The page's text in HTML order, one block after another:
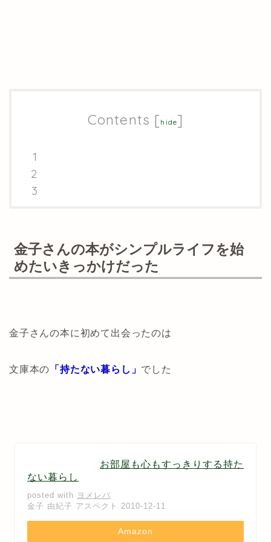
Contents [ hide]
金子さんの本がシンプルライフを始
めたいきっかけだった
金子さんの本に初めて出会ったのは
文庫本の 「持たない暮らし」 でした
お部屋も心もすっきりする持た
ない暮らし
posted with ヨメレバ
金子 由紀子 アスペクト 2010-12-11
Amazon